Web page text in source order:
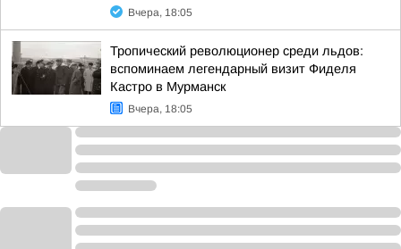
Вчера, 18:05
Тропический революционер среди льдов:
вспоминаем легендарный визит Фиделя
Кастро в Мурманск
Вчера, 18:05